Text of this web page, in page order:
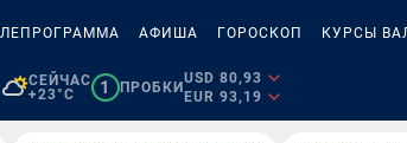
АФИША ГОРОСКОП КУРСЫ
СЕЙЧАС
+23°C
1 ПРОБКИ
USD 80,93
EUR 93,19